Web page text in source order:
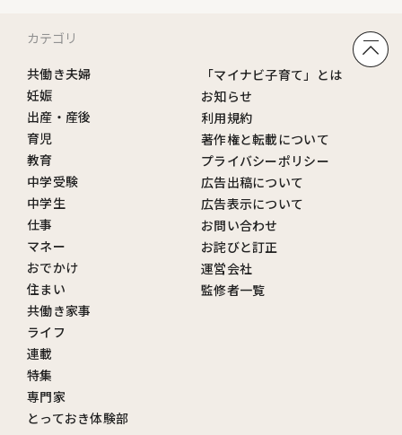
カテゴリ
共働き夫婦
妊娠
出産・産後
育児
教育
中学受験
中学生
仕事
マネー
おでかけ
住まい
共働き家事
ライフ
連載
特集
専門家
とっておき体験部
「マイナビ子育て」とは
お知らせ
利用規約
著作権と転載について
プライバシーポリシー
広告出稿について
広告表示について
お問い合わせ
お詫びと訂正
運営会社
監修者一覧